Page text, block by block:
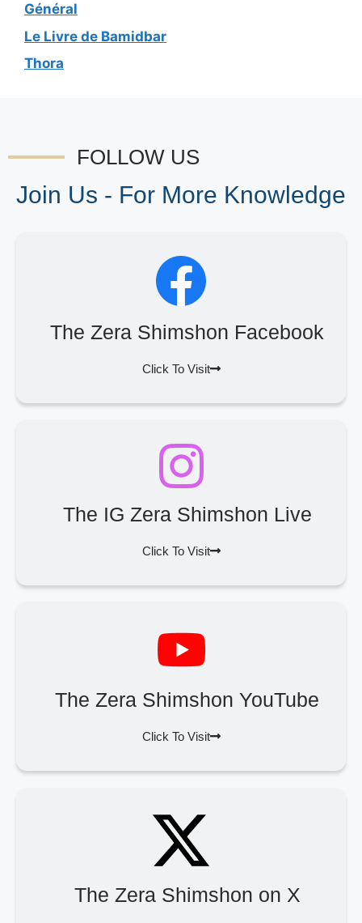
Général
Le Livre de Bamidbar
Thora
FOLLOW US
Join Us - For More Knowledge
The Zera Shimshon Facebook
Click To Visit
The IG Zera Shimshon Live
Click To Visit
The Zera Shimshon YouTube
Click To Visit
The Zera Shimshon on X